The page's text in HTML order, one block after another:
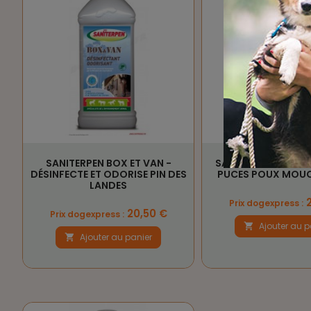
SANITERPEN BOX ET VAN -
DÉSINFECTE ET ODORISE PIN DES
LANDES
Prix
Prix dogexpress :20,50 €
 Ajouter au panier
SANITERPEN
PUCES POUX
Prix
Prix dogexpress :
 Ajouter au